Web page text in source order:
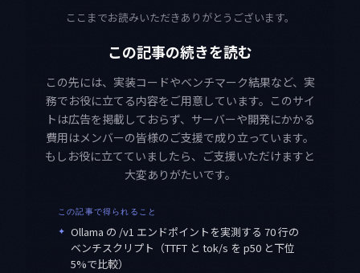
ここまでお読みいただきありがとうございます。
この記事の続きを読む
この先には、実装コードやベンチマーク結果など、実
務でお役に立てる内容をご用意しています。このサイ
トは広告を掲載しておらず、サーバーや開発にかかる
費用はメンバーの皆様のご支援で成り立っています。
もしお役に立てていましたら、ご支援いただけますと
大変ありがたいです。
この記事で得られること
✦ Ollama の /v1 エンドポイントを実測する 70 行の
ベンチスクリプト（TTFT と tok/s を p50 と下位
5%で比較）